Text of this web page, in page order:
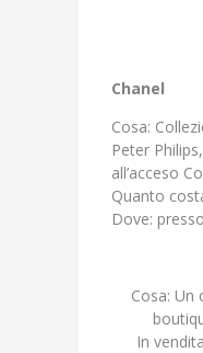
Chanel
Cosa:
Peter
all’acceso
Quanto
Dove:
Cosa: Un
In